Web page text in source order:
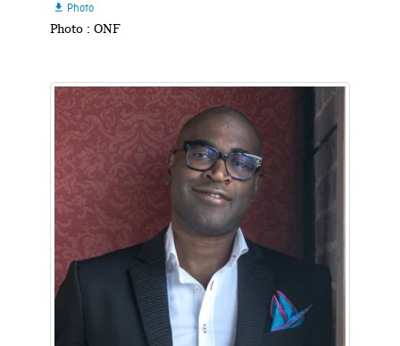
 Photo
Photo : ONF